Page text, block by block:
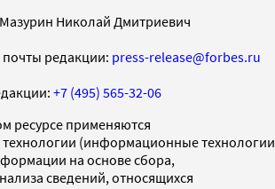
Николай Дмитриевич
редакции: press-release@forbes.ru
+7 (495) 565-32-06
ресурсе применяются
(информационные технологии
на основе сбора,
сведений, относящихся